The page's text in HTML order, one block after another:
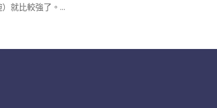
就比較強了。...